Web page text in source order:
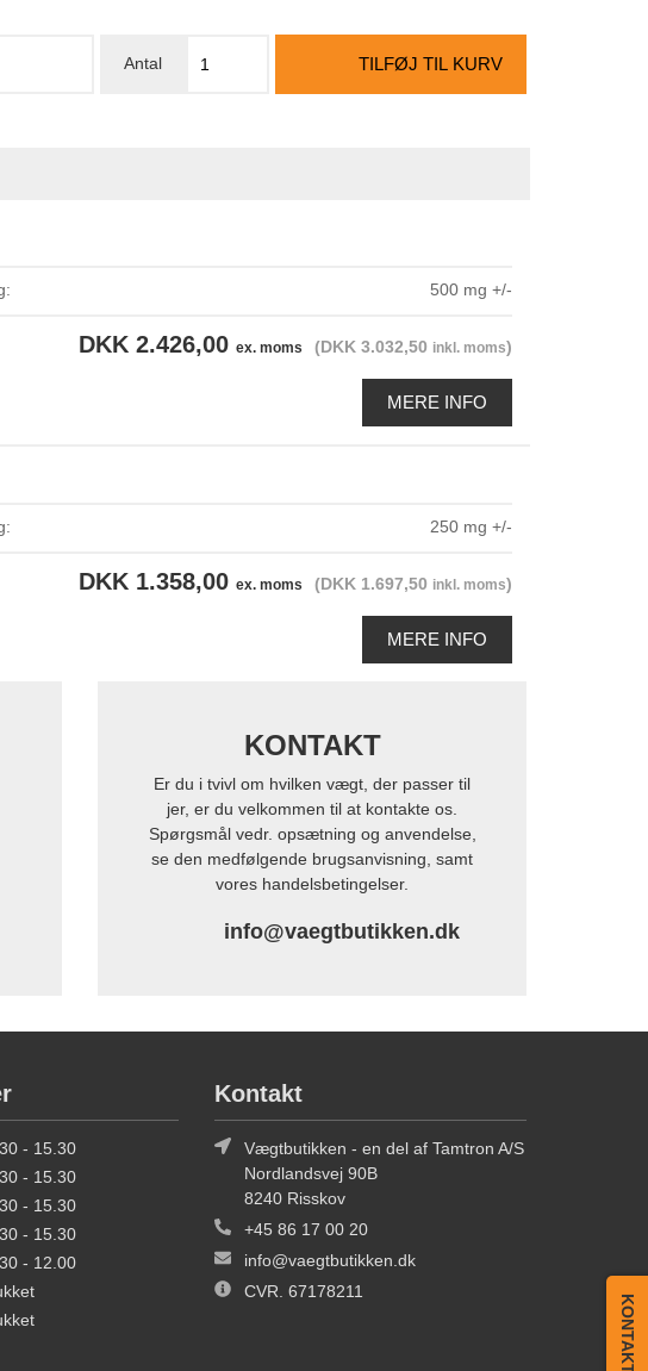
TILFØJ TIL KURV
500 mg +/-
DKK 2.426,00 ex. moms (DKK 3.032,50 inkl. moms)
MERE INFO
250 mg +/-
DKK 1.358,00 ex. moms (DKK 1.697,50 inkl. moms)
MERE INFO
KONTAKT
Er du i tvivl om hvilken vægt, der passer til
jer, er du velkommen til at kontakte os.
Spørgsmål vedr. opsætning og anvendelse,
se den medfølgende brugsanvisning, samt
vores handelsbetingelser.
info@vaegtbutikken.dk
- 15.30
- 15.30
- 15.30
- 15.30
- 12.00
Kontakt
Vægtbutikken - en del af Tamtron A/S
Nordlandsvej 90B
8240 Risskov
+45 86 17 00 20
info@vaegtbutikken.dk
CVR. 67178211
KONTAKT